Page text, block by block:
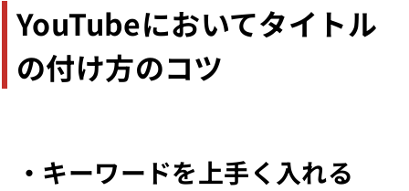
YouTubeにおいてタイトル
の付け方のコツ
・キーワードを上手く入れる